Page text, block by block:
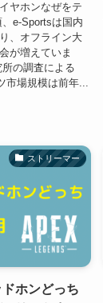
ヤホンなぜをテ
e-Sportsは国内
、オフライン大
が増えていま
の調査による
市場規模は前年...
ストリーマー
ホンどっち